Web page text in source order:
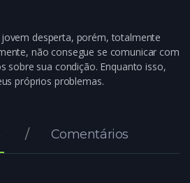
desperta, porém, totalmente
não consegue se comunicar com
sobre sua condição. Enquanto isso,
próprios problemas.
Comentários